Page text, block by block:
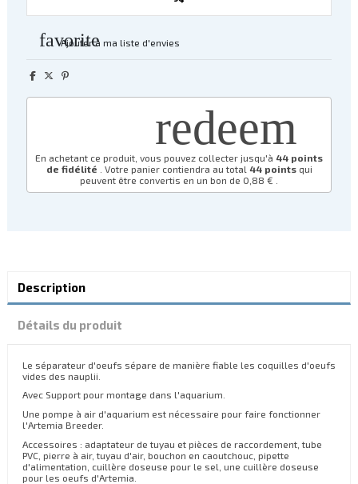
favorite
Ajouter à ma liste d'envies
redeem
En achetant ce produit, vous pouvez collecter jusqu'à 44 points
de fidélité . Votre panier contiendra au total 44pointsqui
peuvent être convertis en un bon de 0,88 €
Description
Détails du produit
Le séparateur d'oeufs sépare de manière fiable les coquilles d'oeufs
vides des nauplii.
Avec Support pour montage dans l'aquarium.
Une pompe à air d'aquarium est nécessaire pour faire fonctionner
l'Artemia Breeder.
Accessoires : adaptateur de tuyau et pièces de raccordement, tube
PVC, pierre à air, tuyau d'air, bouchon en caoutchouc, pipette
d'alimentation, cuillère doseuse pour le sel, une cuillère doseuse
pour les oeufs d'Artemia.